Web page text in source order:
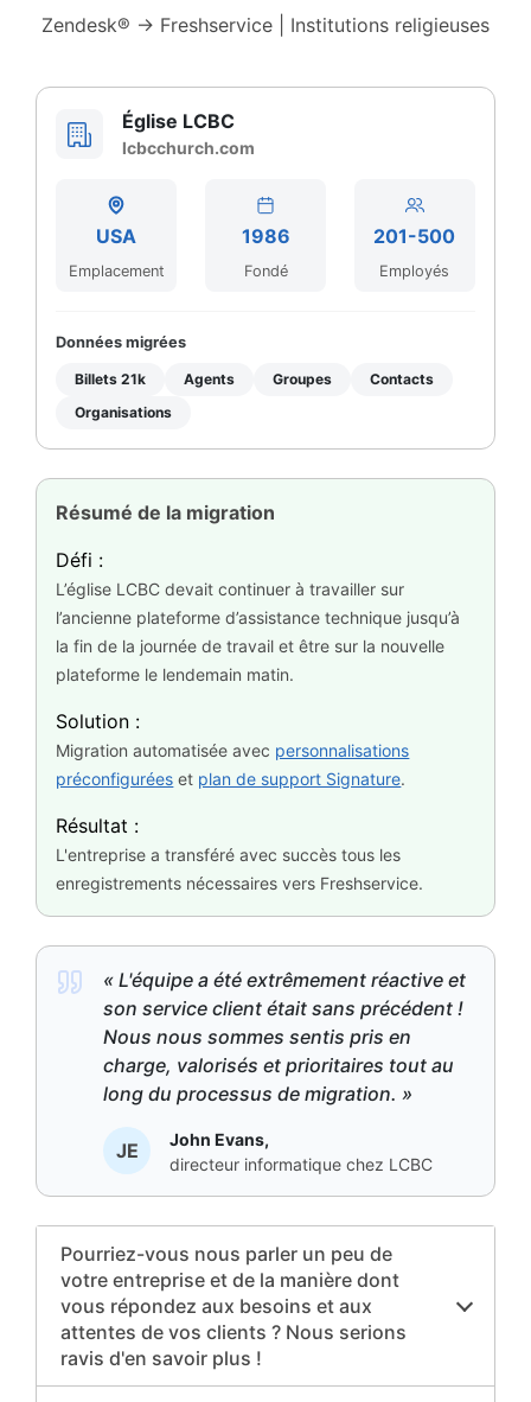
Zendesk® → Freshservice | Institutions religieuses
Église LCBC
lcbcchurch.com
USA
Emplacement
1986
Fondé
201-500
Employés
Données migrées
Billets 21k Agents Groupes
Contacts
Organisations
Résumé de la migration
Défi :
L’église LCBC devait continuer à travailler sur
l’ancienne plateforme d’assistance technique jusqu’à
la fin de la journée de travail et être sur la nouvelle
plateforme le lendemain matin.
Solution :
Migration automatisée avec personnalisations
préconfigurées et plan de support Signature.
Résultat :
L'entreprise a transféré avec succès tous les
enregistrements nécessaires vers Freshservice.
« L'équipe a été extrêmement réactive et
son service client était sans précédent !
Nous nous sommes sentis pris en
charge, valorisés et prioritaires tout au
long du processus de migration. »
JE
John Evans,
directeur informatique chez LCBC
Pourriez-vous nous parler un peu de
votre entreprise et de la manière dont
vous répondez aux besoins et aux
attentes de vos clients ? Nous serions
ravis d'en savoir plus !